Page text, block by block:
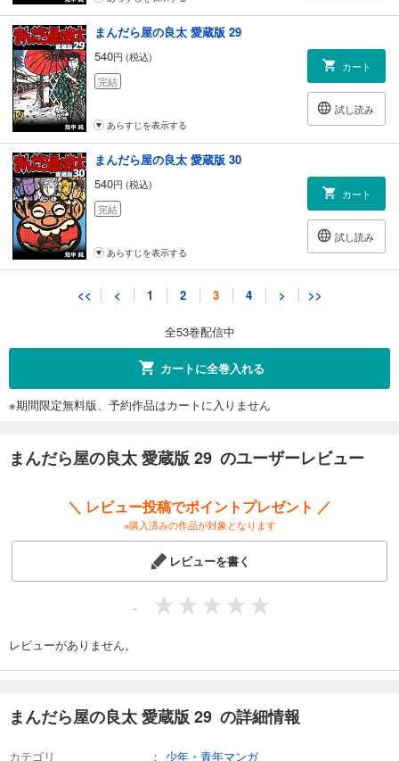
まんだら屋の良太 愛蔵版 29
540円 (税込)
完結
カート
試し読み
あらすじを表示する
まんだら屋の良太 愛蔵版 30
540円 (税込)
完結
カート
試し読み
あらすじを表示する
まんだら屋の良太 愛蔵版 31
まんだら屋の良太 愛蔵版 32
完結
あらすじを表示する
まんだら屋の良太 愛蔵版 33
円 (税込)
まんだら屋の良太 愛蔵版 34
完結
<< < 1 2 3 4 > >>
全53巻配信中
カートに全巻入れる
※期間限定無料版、予約作品はカートに入りません
まんだら屋の良太 愛蔵版 29 のユーザーレビュー
＼ レビュー投稿でポイントプレゼント ／
※購入済みの作品が対象となります
レビューを書く
-
レビューがありません。
まんだら屋の良太 愛蔵版 29 の詳細情報
カテゴリ
少年・青年マンガ